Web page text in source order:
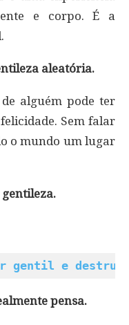
e corpo. É a
aleatória.
alguém pode ter
Sem falar
o mundo um lugar
gentileza.
gentil e
pensa.